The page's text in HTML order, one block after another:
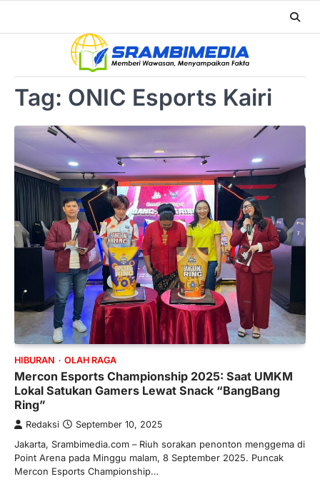
Tag: ONIC Esports Kairi
HIBURAN OLAH RAGA
Mercon Esports Championship 2025: Saat UMKM
Lokal Satukan Gamers Lewat Snack “BangBang
Ring”
Redaksi September 10, 2025
Jakarta, Srambimedia.com – Riuh sorakan penonton menggema di
Point Arena pada Minggu malam, 8 September 2025. Puncak
Mercon Esports Championship…